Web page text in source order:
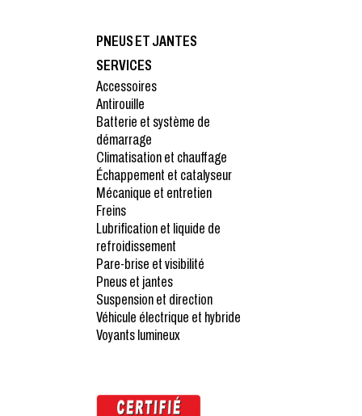
PNEUS ET JANTES
SERVICES
Accessoires
Antirouille
Batterie et système de
démarrage
Climatisation et chauffage
Échappement et catalyseur
Mécanique et entretien
Freins
Lubrification et liquide de
refroidissement
Pare-brise et visibilité
Pneus et jantes
Suspension et direction
Véhicule électrique et hybride
Voyants lumineux